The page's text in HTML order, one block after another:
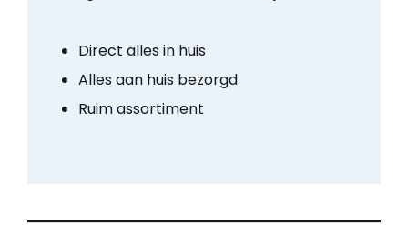
Direct alles in huis
Alles aan huis bezorgd
Ruim assortiment